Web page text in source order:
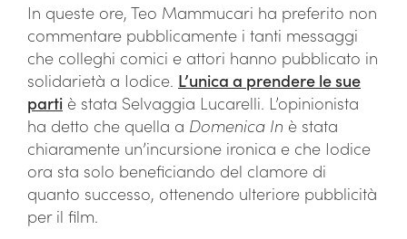
In queste ore, Teo Mammucari ha preferito non
commentare pubblicamente i tanti messaggi
che colleghi comici e attori hanno pubblicato in
solidarietà a Iodice. L’unica a prendere le sue
parti è stata Selvaggia Lucarelli. L’opinionista
ha detto che quella a Domenica In è stata
chiaramente un’incursione ironica e che Iodice
ora sta solo beneficiando del clamore di
quanto successo, ottenendo ulteriore pubblicità
per il film.